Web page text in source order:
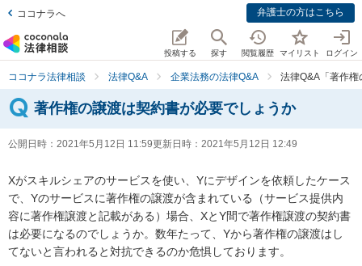
ココナラへ 弁護士の方はこちら
投稿する 探す 閲覧履歴 マイリスト ログイン
ココナラ法律相談 法律Q&A 企業法務の法律Q&A 法律Q&A「著作
著作権の譲渡は契約書が必要でしょうか
公開日時： 2021年5月12日 11:59更新日時： 2021年5月12日 12:49
Xがスキルシェアのサービスを使い、Yにデザインを依頼したケース
で、Yのサービスに著作権の譲渡が含まれている（サービス提供内
容に著作権譲渡と記載がある）場合、XとY間で著作権譲渡の契約書
は必要になるのでしょうか。数年たって、Yから著作権の譲渡はし
てないと言われると対抗できるのか危惧しております。